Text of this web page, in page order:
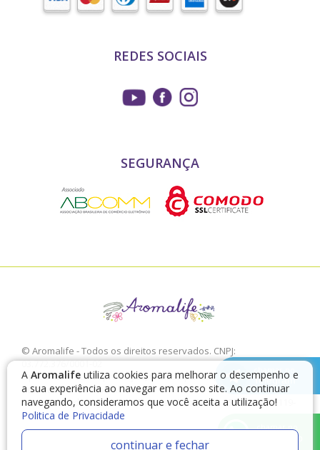
A Aromalife utiliza cookies para melhorar o desempenho e
a sua experiência ao navegar em nosso site. Ao continuar
navegando, consideramos que você aceita a utilização!
Politica de Privacidade
continuar e fechar
chamar no
Telegram
chamar no
WhatsApp
REDES SOCIAIS
SEGURANÇA
© Aromalife - Todos os direitos reservados. CNPJ:
03.772.376/0001-02
É proibido a sua reprodução, total ou parcial, sem a expressa
autorização da Aromalife.
Rua: Conde de Irajá, 17 V. Mariana - São Paulo - SP / CEP: 04119-
010